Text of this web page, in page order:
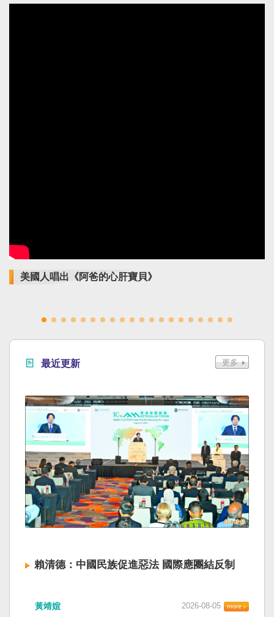
美國人唱出《阿爸的心肝寶貝》
最近更新
賴清德：中國民族促進惡法 國際應團結反制
「民族團結進步促進法」對各國人民進行政治審
黃靖媗 2026-08-05